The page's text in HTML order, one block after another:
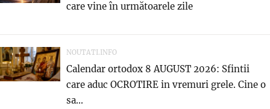
care vine în următoarele zile
NOUTATI.INFO
Calendar ortodox 8 AUGUST 2026: Sfintii
care aduc OCROTIRE in vremuri grele. Cine o
sa...